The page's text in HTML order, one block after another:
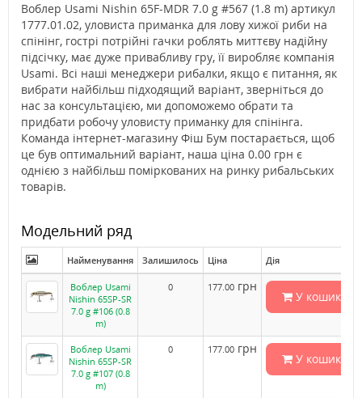
Воблер Usami Nishin 65F-MDR 7.0 g #567 (1.8 m) артикул
1777.01.02, уловиста приманка для лову хижої риби на
спінінг, гострі потрійні гачки роблять миттєву надійну
підсічку, має дуже привабливу гру, її виробляє компанія
Usami. Всі наші менеджери рибалки, якщо є питання, як
вибрати найбільш підходящий варіант, зверніться до
нас за консультацією, ми допоможемо обрати та
придбати робочу уловисту приманку для спінінга.
Команда інтернет-магазину Фіш Бум постарається, щоб
це був оптимальний варіант, наша ціна 0.00 грн є
однією з найбільш поміркованих на ринку рибальських
товарів.
Модельний ряд
Найменування Залишилось Ціна Дія
Воблер Usami
Nishin 65SP-SR
7.0 g #106 (0.8
m)
0 177.00 грн
У кошик
Воблер Usami
Nishin 65SP-SR
7.0 g #107 (0.8
m)
0 177.00 грн
У кошик